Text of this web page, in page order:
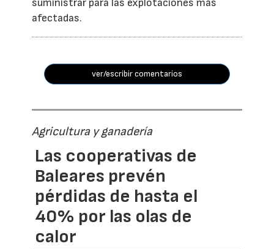
suministrar para las explotaciones más
afectadas.
ver/escribir comentarios
Agricultura y ganadería
Las cooperativas de
Baleares prevén
pérdidas de hasta el
40% por las olas de
calor